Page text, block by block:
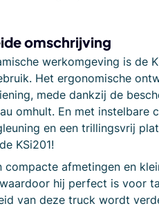
omschrijving
werkomgeving is de
Het ergonomische
mede dankzij de
omhult. En met instelbare
en een trillingsvrij
KSi201!
compacte afmetingen en
hij perfect is voor
van deze truck wordt